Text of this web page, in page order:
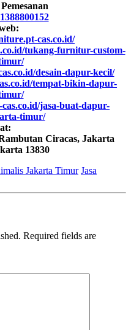
cas.co.id/
tukang-furnitur-custom-
desain-dapur-kecil/
tempat-bikin-dapur-
jasa-buat-dapur-
timur/
Ciracas, Jakarta
13830
Jakarta Timur Jasa
Required fields are